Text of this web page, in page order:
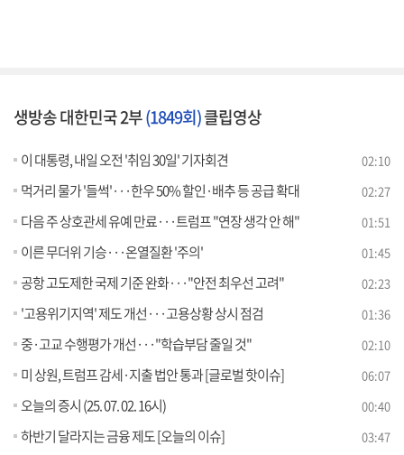
생방송 대한민국 2부(1849회)클립영상
이 대통령, 내일 오전 '취임 30일' 기자회견 02:10
먹거리 물가 '들썩'···한우 50% 할인·배추 등 공급 확대 02:27
다음 주 상호관세 유예 만료···트럼프 "연장 생각 안 해" 01:51
이른 무더위 기승···온열질환 '주의' 01:45
공항 고도제한 국제 기준 완화···"안전 최우선 고려" 02:23
'고용위기지역' 제도 개선···고용상황 상시 점검 01:36
중·고교 수행평가 개선···"학습부담 줄일 것" 02:10
미 상원, 트럼프 감세·지출 법안 통과 [글로벌 핫이슈] 06:07
오늘의 증시 (25. 07. 02. 16시) 00:40
하반기 달라지는 금융 제도 [오늘의 이슈] 03:47